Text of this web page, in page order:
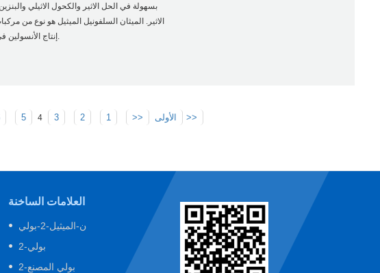
بسهولة في الحل الاثير والكحول الاثيلي
الاثير. الميثان السلفونيل الميثيل هو نوع من
<<الأولى <<
1
2
3
4
5 آخر>>
العلامات الساخنة
ن-الميثيل-2-بولي
2-بولي
2-بولي المصنع